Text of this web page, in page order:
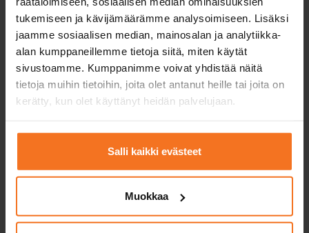
tukemiseen ja kävijämäärämme analysoimiseen. Lisäksi
jaamme sosiaalisen median, mainosalan ja analytiikka-
alan kumppaneillemme tietoja siitä, miten käytät
sivustoamme. Kumppanimme voivat yhdistää näitä
tietoja muihin tietoihin, joita olet antanut heille tai joita on
kerätty, kun olet käyttänyt heidän palvelujaan.
Salli kaikki evästeet
Muokkaa
oppikirja
harjoittelu­ohjelma
ei tarvita tarvittaessa
Koulutuskielet
valitulla
suomi, englanti suomi, englanti
+ viranomaiskulut
549 €